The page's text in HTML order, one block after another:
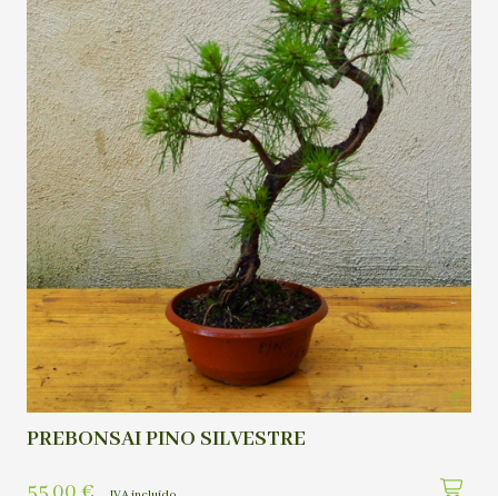
PREBONSAI PINO SILVESTRE